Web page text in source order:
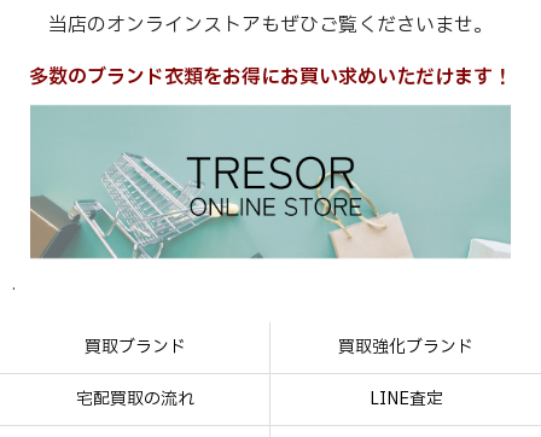
当店のオンラインストアもぜひご覧くださいませ。
多数のブランド衣類をお得にお買い求めいただけます！
.
買取ブランド 買取強化ブランド
宅配買取の流れ LINE査定